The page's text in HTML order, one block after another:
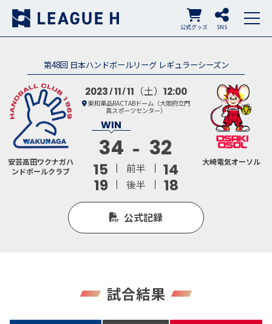
SNS
公式グッズ
第48回 日本ハンドボールリーグ レギュラーシーズン
安芸高田ワクナガハ
ンドボールクラブ
2023 11 11 （土）12:00
東和薬品RACTABドーム（大阪府立門
真スポーツセンター）
34 32
15 前半
14
19
後半 18
大崎電気オーソル
公式記録
試合結果